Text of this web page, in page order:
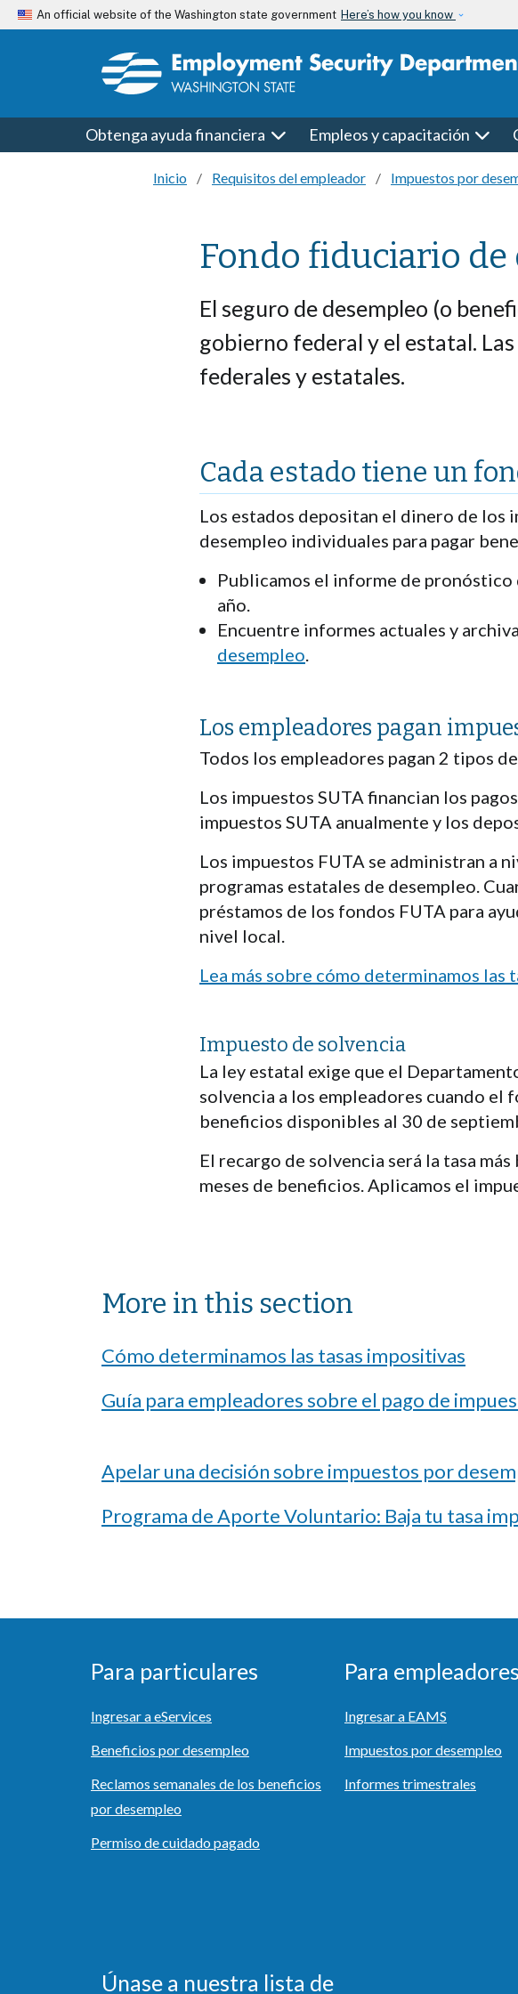
Skip to main content
An official website of the Washington state government Here’s how you know
Obtenga ayuda financiera Empleos y capacitación
Inicio Requisitos del empleador Impuestos por
Fondo fiduciario de
El seguro de desempleo (o
gobierno federal y el estatal.
federales y estatales.
Cada estado tiene un
Los estados depositan el dinero de los
desempleo individuales para pagar
Publicamos el informe de
año.
Encuentre informes actuales y
desempleo.
Los empleadores pagan
Todos los empleadores pagan 2 tipos
Los impuestos SUTA financian los
impuestos SUTA anualmente y los
Los impuestos FUTA se administran a
programas estatales de desempleo.
préstamos de los fondos FUTA para
nivel local.
Lea más sobre cómo determinamos las
Impuesto de solvencia
La ley estatal exige que el
solvencia a los empleadores cuando el
beneficios disponibles al 30 de
El recargo de solvencia será la tasa
meses de beneficios. Aplicamos el
More in this section
Cómo determinamos las tasas impositivas
Guía para empleadores sobre el pago de
Apelar una decisión sobre impuestos por
Programa de Aporte Voluntario: Baja tu tasa
Para particulares
Ingresar a eServices
Beneficios por desempleo
Reclamos semanales de los beneficios
por desempleo
Permiso de cuidado pagado
Para empleadores
Ingresar a EAMS
Impuestos por desempleo
Informes trimestrales
Únase a nuestra lista de